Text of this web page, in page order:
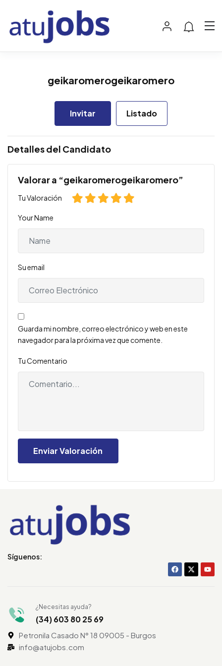
geikaromerogeikaromero
Invitar Listado
Detalles del Candidato
Valorar a “geikaromerogeikaromero”
Tu Valoración
Your Name
Su email
Guarda mi nombre, correo electrónico y web en este
navegador para la próxima vez que comente.
Tu Comentario
Síguenos:
¿Necesitas ayuda?
(34) 603 80 25 69
Petronila Casado N° 18 09005 - Burgos
info@atujobs.com